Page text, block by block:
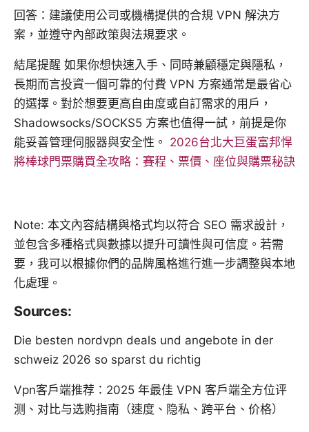
回答：建議使用公司或機構提供的合規 VPN 解決方
案，並遵守內部政策與法規要求。
結尾提醒 如果你想快速入手、同時兼顧穩定與隱私，
長期而言投資一個可靠的付費 VPN 方案通常是最省心
的選擇。對於想要更高自由度或自訂需求的用戶，
Shadowsocks/SOCKS5 方案也值得一試，前提是你
能妥善管理伺服器與安全性。 2026台北大巨蛋富邦悍
將棒球門票購買全攻略：賽程、票價、座位與購票秘訣
Note: 本文內容結構與格式均以符合 SEO 需求設計，
並包含多種格式與數據以提升可讀性與可信度。若需
要，我可以根據你們的品牌風格進行進一步調整與本地
化處理。
Sources:
Die besten nordvpn deals und angebote in der
schweiz 2026 so sparst du richtig
Vpn客户端推荐：2025 年最佳 VPN 客户端全方位评
测、对比与选购指南（速度、隐私、跨平台、价格）